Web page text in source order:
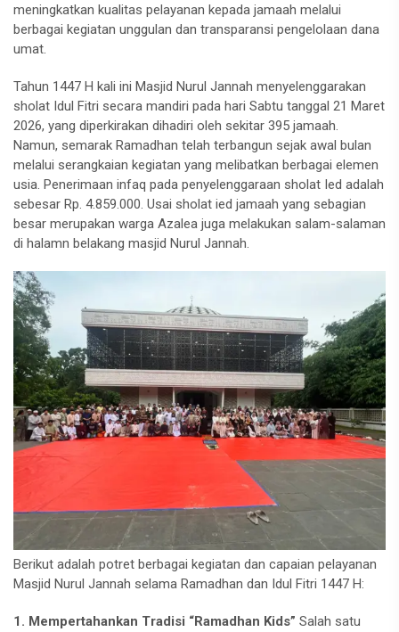
meningkatkan kualitas pelayanan kepada jamaah melalui
berbagai kegiatan unggulan dan transparansi pengelolaan dana
umat.
Tahun 1447 H kali ini Masjid Nurul Jannah menyelenggarakan
sholat Idul Fitri secara mandiri pada hari Sabtu tanggal 21 Maret
2026, yang diperkirakan dihadiri oleh sekitar 395 jamaah.
Namun, semarak Ramadhan telah terbangun sejak awal bulan
melalui serangkaian kegiatan yang melibatkan berbagai elemen
usia. Penerimaan infaq pada penyelenggaraan sholat Ied adalah
sebesar Rp. 4.859.000. Usai sholat ied jamaah yang sebagian
besar merupakan warga Azalea juga melakukan salam-salaman
di halamn belakang masjid Nurul Jannah.
Berikut adalah potret berbagai kegiatan dan capaian pelayanan
Masjid Nurul Jannah selama Ramadhan dan Idul Fitri 1447 H:
1. Mempertahankan Tradisi “Ramadhan Kids” Salah satu